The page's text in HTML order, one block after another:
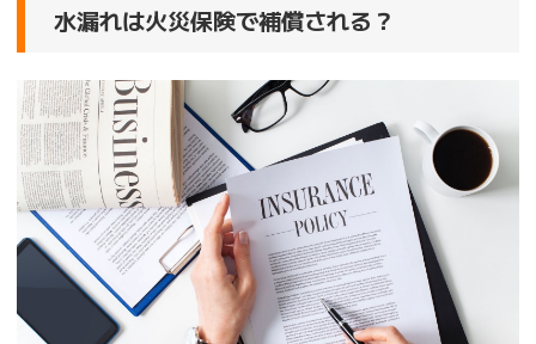
水漏れは火災保険で補償される？